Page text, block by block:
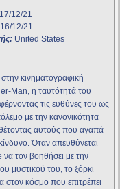
17/12/21
16/12/21
United States
κινηματογραφική
Man, η ταυτότητά του
τις ευθύνες του ως
με την κανονικότητα
αυτούς που αγαπά
Όταν απευθύνεται
τον βοηθήσει με την
μυστικού του, το ξόρκι
στον κόσμο που επιτρέπει